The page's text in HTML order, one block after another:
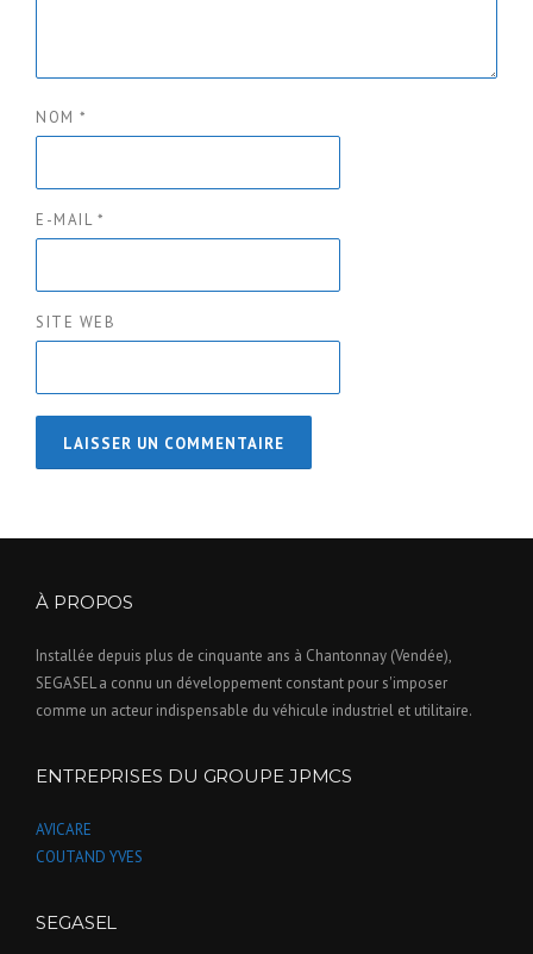
NOM *
E-MAIL *
SITE WEB
À PROPOS
Installée depuis plus de cinquante ans à Chantonnay (Vendée),
SEGASEL a connu un développement constant pour s'imposer
comme un acteur indispensable du véhicule industriel et utilitaire.
ENTREPRISES DU GROUPE JPMCS
AVICARE
COUTAND YVES
SEGASEL